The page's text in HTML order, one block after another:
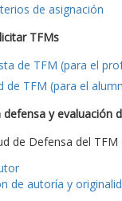
de asignación
TFMs
de TFM (para el
de TFM (para el
y
de Defensa del
de autoría y